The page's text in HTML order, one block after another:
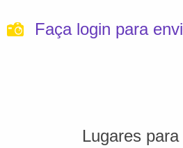
Faça login para
Lugares